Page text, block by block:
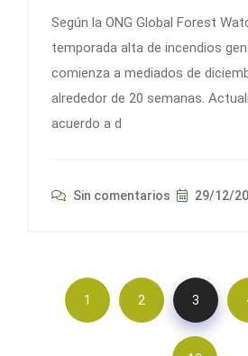
Según la ONG Global Forest
temporada alta de incendios
comienza a mediados de
alrededor de 20 semanas.
acuerdo a d
Sin comentarios 29/12/
1 2 3